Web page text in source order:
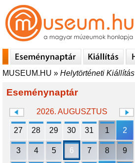
MUSEUM.HU » Helytörténeti Kiállítás
Eseménynaptár
2026. AUGUSZTUS
27 28 29 30 31 1 2
3 4 5 6 7 8 9